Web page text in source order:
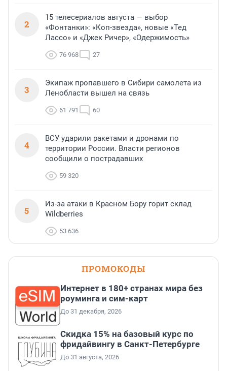
2
15 телесериалов августа — выбор
«Фонтанки»: «Коп-звезда», новые «Тед
Лассо» и «Джек Ричер», «Одержимость»
76 968 27
3
Экипаж пропавшего в Сибири самолета из
Ленобласти вышел на связь
61 791 60
4
ВСУ ударили ракетами и дронами по
территории России. Власти регионов
сообщили о пострадавших
59 320
5
Из-за атаки в Красном Бору горит склад
Wildberries
53 636
ПРОМОКОДЫ
Интернет в 180+ странах мира без
роуминга и сим-карт
До 31 декабря, 2026
Скидка 15% на базовый курс по
фридайвингу в Санкт-Петербурге
До 31 августа, 2026